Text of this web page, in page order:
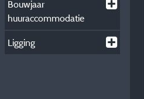
Bouwjaar
huuraccommodatie
Ligging